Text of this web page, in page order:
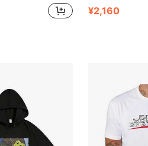
¥2,160